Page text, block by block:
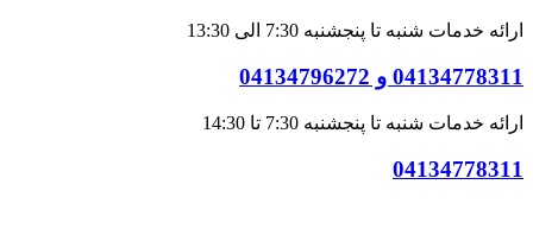
ارائه خدمات شنبه تا پنجشنبه 7:30 الی 13:30
04134778311 و 04134796272
ارائه خدمات شنبه تا پنجشنبه 7:30 تا 14:30
04134778311